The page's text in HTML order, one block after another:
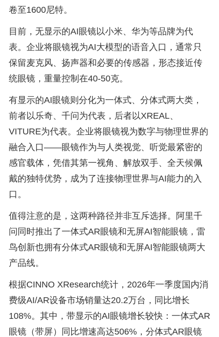
卷至1600尼特。
目前，无显示的AI眼镜以小米、华为等品牌为代
表。企业将眼镜视为AI大模型的语音入口，通常只
保留麦克风、扬声器和必要的传感器，形态接近传
统眼镜，重量控制在40-50克。
有显示的AI眼镜则分化为一体式、分体式两大类，
前者以乐奇、千问为代表，后者以XREAL、
VITURE为代表。企业将眼镜视为数字与物理世界的
融合入口——眼镜作为与人类视觉、听觉最紧密的
感官载体，凭借其第一视角、解放双手、全天候佩
戴的独特优势，成为了连接物理世界与AI能力的入
口。
值得注意的是，这两种路径并非互斥选择。阿里千
问同时推出了一体式AR眼镜和无屏AI智能眼镜，雷
鸟创新也拥有分体式AR眼镜和无屏AI智能眼镜两大
产品线。
根据CINNO XResearch统计，2026年一季度国内消
费级AI/AR设备市场销量达20.2万台，同比增长
108%。其中，带显示的AI眼镜增长较快：一体式AR
眼镜（带屏）同比增速高达506%，分体式AR眼镜